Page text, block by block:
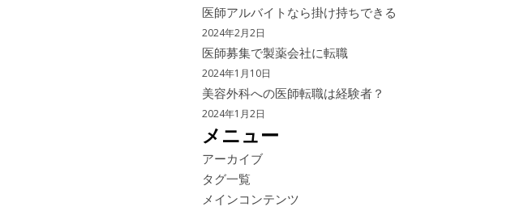
医師アルバイトなら掛け持ちできる
2024年2月2日
医師募集で製薬会社に転職
2024年1月10日
美容外科への医師転職は経験者？
2024年1月2日
メニュー
アーカイブ
タグ一覧
メインコンテンツ